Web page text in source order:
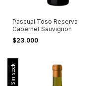
Pascual Toso Reserva
Cabernet Sauvignon
$23.000
Sin stock